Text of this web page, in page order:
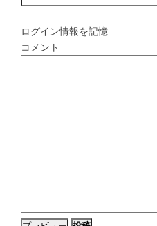
ログイン情報を記憶
コメント